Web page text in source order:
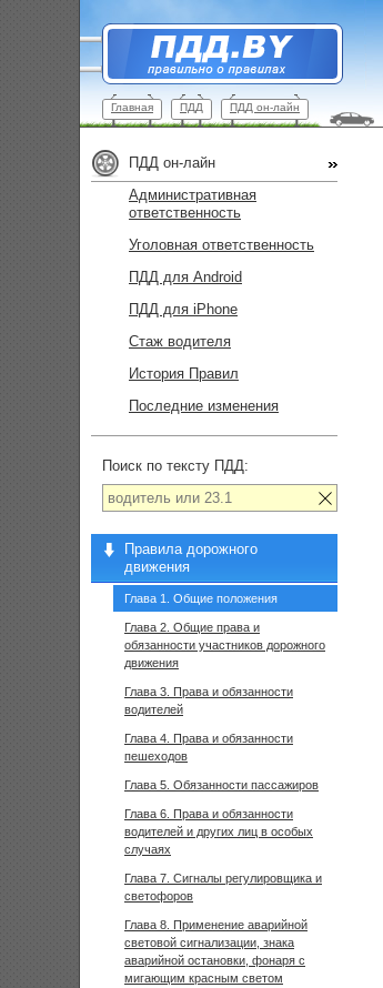
Главная ПДД ПДД он-лайн
ПДД он-лайн
Административная
ответственность
Уголовная ответственность
ПДД для Android
ПДД для iPhone
Стаж водителя
История Правил
Последние изменения
Поиск по тексту ПДД:
Правила дорожного
движения
Глава 1. Общие положения
Глава 2. Общие права и
обязанности участников дорожного
движения
Глава 3. Права и обязанности
водителей
Глава 4. Права и обязанности
пешеходов
Глава 5. Обязанности пассажиров
Глава 6. Права и обязанности
водителей и других лиц в особых
случаях
Глава 7. Сигналы регулировщика и
светофоров
Глава 8. Применение аварийной
световой сигнализации, знака
аварийной остановки, фонаря с
мигающим красным светом